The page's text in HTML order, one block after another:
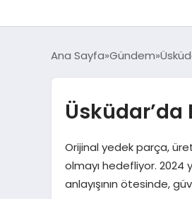
Ana Sayfa Gündem
Üsküdar’da
Orijinal yedek parça,
olmayı hedefliyor. 2024
anlayışının ötesinde,